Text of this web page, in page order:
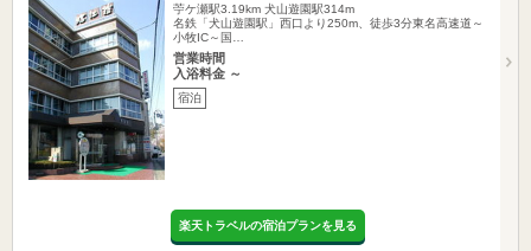
苧ケ瀬駅3.19km 犬山遊園駅314m
名鉄「犬山遊園駅」西口より250m、徒歩3分東名高速道～
小牧IC～国…
営業時間
入浴料金 ～
宿泊
楽天トラベルの宿泊プランを見る